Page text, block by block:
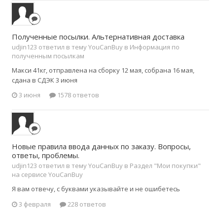
Полученные посылки. Альтернативная доставка
udjin123 ответил в тему YouCanBuy в Информация по
полученным посылкам
Макси 41кг, отправлена на сборку 12 мая, собрана 16 мая,
сдана в СДЭК 3 июня
3 июня
1578 ответов
Новые правила ввода данных по заказу. Вопросы,
ответы, проблемы.
udjin123 ответил в тему YouCanBuy в Раздел "Мои покупки"
на сервисе YouCanBuy
Я вам отвечу, с буквами указывайте и не ошибетесь
3 февраля
228 ответов